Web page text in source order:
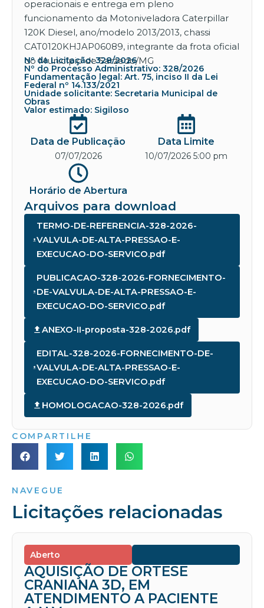
operacionais e entrega em pleno
funcionamento da Motoniveladora Caterpillar
120K Diesel, ano/modelo 2013/2013, chassi
CAT0120KHJAP06089, integrante da frota oficial
do Município de Sarzedo/MG
Nº da Licitação: 328/2026
Nº do Processo Administrativo: 328/2026
Fundamentação legal: Art. 75, inciso II da Lei
Federal nº 14.133/2021
Unidade solicitante: Secretaria Municipal de
Obras
Valor estimado: Sigiloso
Data de Publicação
07/07/2026
Data Limite
10/07/2026 5:00 pm
Horário de Abertura
Arquivos para download
TERMO-DE-REFERENCIA-328-2026-
VALVULA-DE-ALTA-PRESSAO-E-
EXECUCAO-DO-SERVICO.pdf
PUBLICACAO-328-2026-FORNECIMENTO-
DE-VALVULA-DE-ALTA-PRESSAO-E-
EXECUCAO-DO-SERVICO.pdf
ANEXO-II-proposta-328-2026.pdf
EDITAL-328-2026-FORNECIMENTO-DE-
VALVULA-DE-ALTA-PRESSAO-E-
EXECUCAO-DO-SERVICO.pdf
HOMOLOGACAO-328-2026.pdf
COMPARTILHE
NAVEGUE
Licitações relacionadas
Aberto
AQUISIÇÃO DE ORTESE
CRANIANA 3D, EM
ATENDIMENTO A PACIENTE